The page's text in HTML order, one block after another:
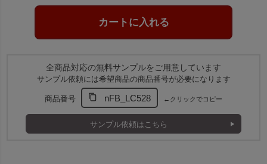
全商品対応の無料サンプルをご用意しています
サンプル依頼には希望商品の商品番号が必要になります
商品番号 nFB_LC528 ←クリックでコピー
サンプル依頼はこちら